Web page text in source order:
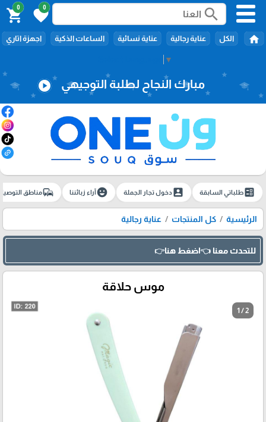
▼
search
0
favorite
0
shopping_cart
home الكل عناية رجالية عناية نسائية الساعات الذكية اجهزة اتاري
مبارك النجاح لطلبة التوجيهي play_circle
ballotطلباتي السابقة account_boxدخول تجار الجملة emoji_emotionsآراء زبائننا commuteمناطق
الرئيسية كل المنتجات عناية رجالية
للتحدث معنا 👈اضغط هنا👉
موس حلاقة
1 / 2